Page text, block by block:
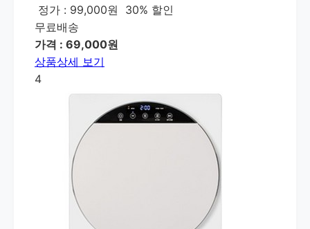
정가 : 99,000원
30% 할인
무료배송
가격 : 69,000원
상품상세 보기
4